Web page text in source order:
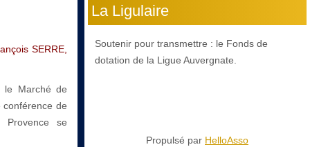
SERRE,
le Marché de
de
Provence se
La Ligulaire
Soutenir pour transmettre : le Fonds de
dotation de la Ligue Auvergnate.
Propulsé par HelloAsso